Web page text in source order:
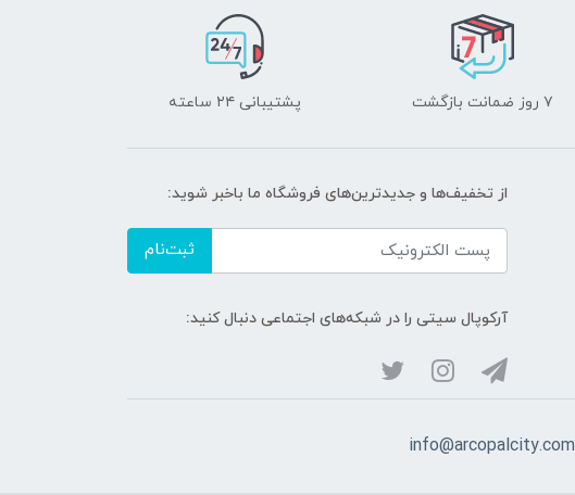
۷ روز ضمانت بازگشت پشتیبانی ۲۴ ساعته
از تخفیف‌ها و جدیدترین‌های فروشگاه ما باخبر شوید:
ثبت‌نام
آرکوپال سیتی را در شبکه‌های اجتماعی دنبال کنید:
info@arcopalcity.com